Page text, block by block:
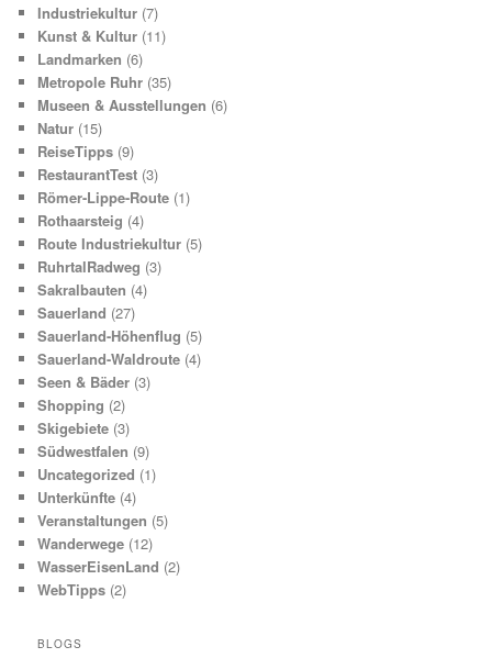
Industriekultur (7)
Kunst & Kultur (11)
Landmarken (6)
Metropole Ruhr (35)
Museen & Ausstellungen (6)
Natur (15)
ReiseTipps (9)
RestaurantTest (3)
Römer-Lippe-Route (1)
Rothaarsteig (4)
Route Industriekultur (5)
RuhrtalRadweg (3)
Sakralbauten (4)
Sauerland (27)
Sauerland-Höhenflug (5)
Sauerland-Waldroute (4)
Seen & Bäder (3)
Shopping (2)
Skigebiete (3)
Südwestfalen (9)
Uncategorized (1)
Unterkünfte (4)
Veranstaltungen (5)
Wanderwege (12)
WasserEisenLand (2)
WebTipps (2)
BLOGS